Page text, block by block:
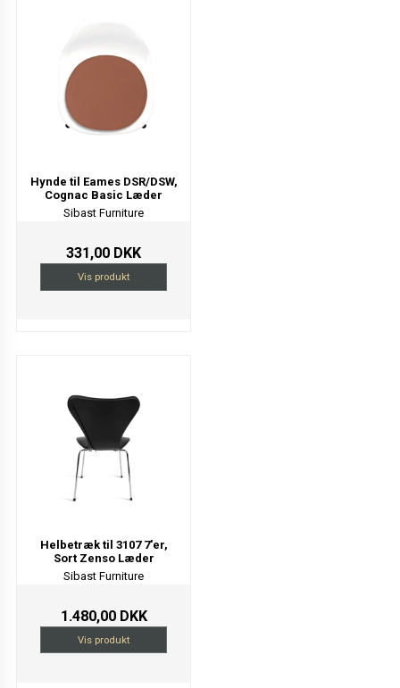
Hynde til Eames DSR/DSW,
Cognac Basic Læder
Sibast Furniture
331,00 DKK
Vis produkt
Helbetræk til 3107 7'er,
Sort Zenso Læder
Sibast Furniture
1.480,00 DKK
Vis produkt